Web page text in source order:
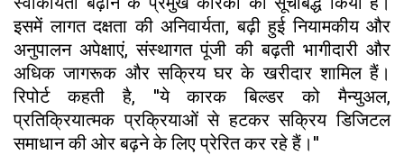
इसमें लागत दक्षता की अनिवार्यता, बढ़ी हुई नियामकीय और
अनुपालन अपेक्षाएं, संस्थागत पूंजी की बढ़ती भागीदारी और
अधिक जागरूक और सक्रिय घर के खरीदार शामिल हैं।
रिपोर्ट कहती है, ''ये कारक बिल्डर को मैन्युअल,
प्रतिक्रियात्मक प्रक्रियाओं से हटकर सक्रिय डिजिटल
समाधान की ओर बढ़ने के लिए प्रेरित कर रहे हैं।''